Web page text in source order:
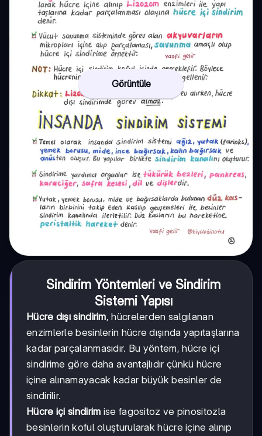
Görüntüle
Sindirim Yöntemleri ve Sindirim
Sistemi Yapısı
Hücre dışı sindirim, hücrelerden salgılanan
enzimlerle besinlerin hücre dışında yapıtaşlarına
kadar parçalanmasıdır. Bu yöntem, hücre içi
sindirime göre daha avantajlıdır çünkü hücre
içine alınamayacak kadar büyük besinler de
sindirilir.
Hücre içi sindirim ise fagositoz ve pinositozla
besinlerin koful oluşturularak hücre içine alınıp